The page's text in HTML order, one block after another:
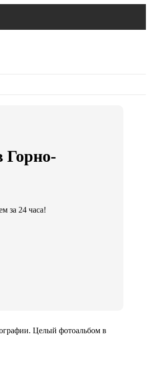
Горно-
за 24 часа!
Целый фотоальбом в